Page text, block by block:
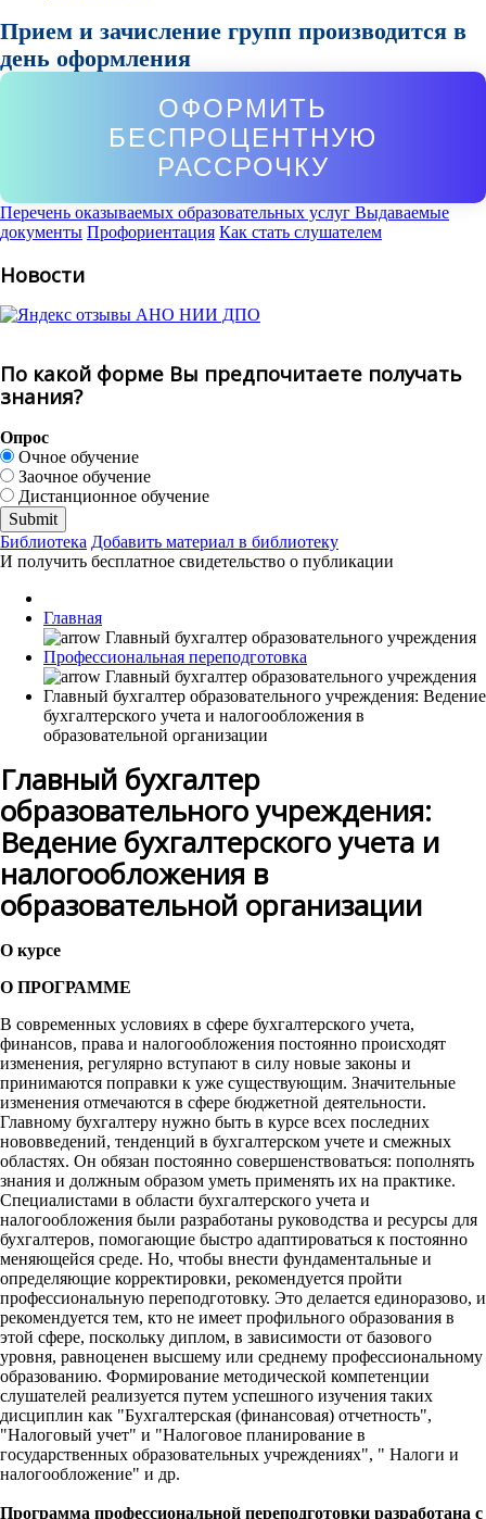
Прием и зачисление групп производится в
день оформления
ОФОРМИТЬ
БЕСПРОЦЕНТНУЮ
РАССРОЧКУ
Перечень оказываемых образовательных услуг Выдаваемые
документы Профориентация Как стать слушателем
Новости
По какой форме Вы предпочитаете получать
знания?
Опрос
Очное обучение
Заочное обучение
Дистанционное обучение
Библиотека Добавить материал в библиотеку
И получить бесплатное свидетельство о публикации
Главная
Профессиональная переподготовка
Главный бухгалтер образовательного учреждения: Ведение
бухгалтерского учета и налогообложения в
образовательной организации
Главный бухгалтер
образовательного учреждения:
Ведение бухгалтерского учета и
налогообложения в
образовательной организации
О курсе
О ПРОГРАММЕ
В современных условиях в сфере бухгалтерского учета,
финансов, права и налогообложения постоянно происходят
изменения, регулярно вступают в силу новые законы и
принимаются поправки к уже существующим. Значительные
изменения отмечаются в сфере бюджетной деятельности.
Главному бухгалтеру нужно быть в курсе всех последних
нововведений, тенденций в бухгалтерском учете и смежных
областях. Он обязан постоянно совершенствоваться: пополнять
знания и должным образом уметь применять их на практике.
Специалистами в области бухгалтерского учета и
налогообложения были разработаны руководства и ресурсы для
бухгалтеров, помогающие быстро адаптироваться к постоянно
меняющейся среде. Но, чтобы внести фундаментальные и
определяющие корректировки, рекомендуется пройти
профессиональную переподготовку. Это делается единоразово, и
рекомендуется тем, кто не имеет профильного образования в
этой сфере, поскольку диплом, в зависимости от базового
уровня, равноценен высшему или среднему профессиональному
образованию. Формирование методической компетенции
слушателей реализуется путем успешного изучения таких
дисциплин как "Бухгалтерская (финансовая) отчетность",
"Налоговый учет" и "Налоговое планирование в
государственных образовательных учреждениях", " Налоги и
налогообложение" и др.
Программа профессиональной переподготовки разработана с